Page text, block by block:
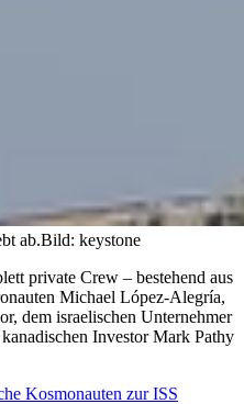
ab.Bild: keystone
private Crew – bestehend aus
Michael López-Alegría,
dem israelischen Unternehmer
Investor Mark Pathy
Kosmonauten zur ISS